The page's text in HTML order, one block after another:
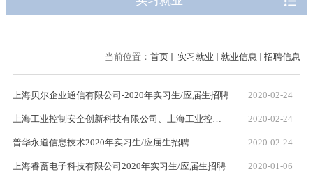
当前位置： 首页 实习就业 就业信息 招聘信息
上海贝尔企业通信有限公司-2020年实习生/应届生招聘 2020-02-24
2020-02-24
普华永道信息技术2020年实习生/应届生招聘 2020-02-24
上海睿畜电子科技有限公司2020年实习生/应届生招聘 2020-01-06